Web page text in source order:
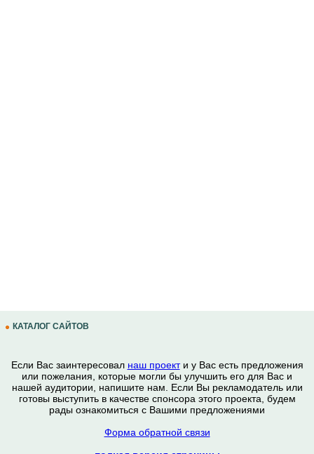
КАТАЛОГ САЙТОВ
Если Вас заинтересовал наш проекти у Вас есть предложения
или пожелания, которые могли бы улучшить его для Вас и
нашей аудитории, напишите нам. Если Вы рекламодатель или
готовы выступить в качестве спонсора этого проекта, будем
рады ознакомиться с Вашими предложениями
Форма обратной связи